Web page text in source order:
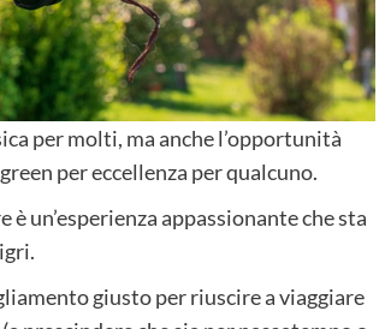
per molti, ma anche l’opportunità
per eccellenza per qualcuno.
un’esperienza appassionante che sta
giusto per riuscire a viaggiare